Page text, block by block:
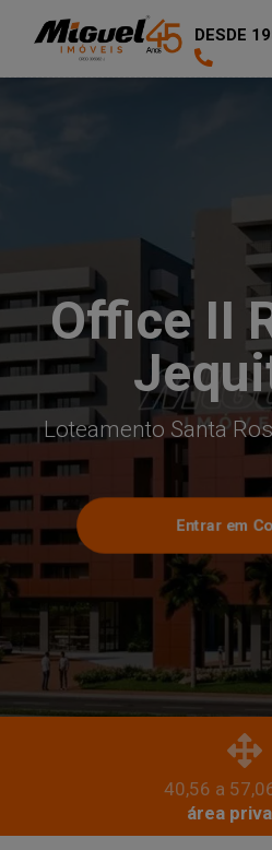
DESDE
Office II
Loteamento Santa
Entrar em
40,56 a
área